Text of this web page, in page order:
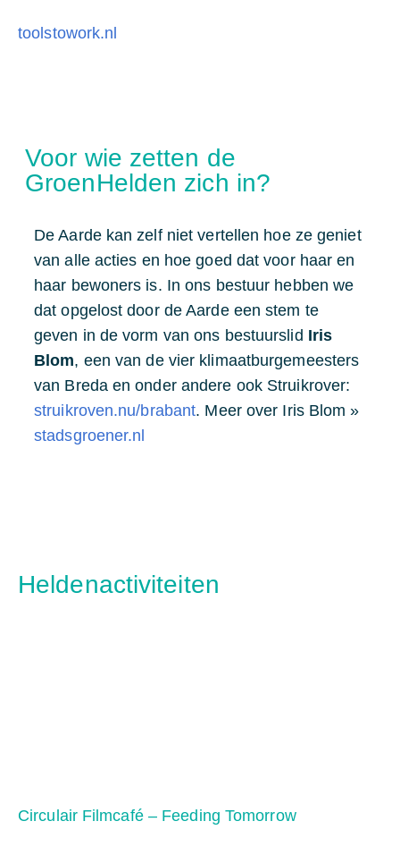
toolstowork.nl
Voor wie zetten de
GroenHelden zich in?
De Aarde kan zelf niet vertellen hoe ze geniet
van alle acties en hoe goed dat voor haar en
haar bewoners is. In ons bestuur hebben we
dat opgelost door de Aarde een stem te
geven in de vorm van ons bestuurslid Iris
Blom, een van de vier klimaatburgemeesters
van Breda en onder andere ook Struikrover:
struikroven.nu/brabant. Meer over Iris Blom »
stadsgroener.nl
Heldenactiviteiten
Circulair Filmcafé – Feeding Tomorrow